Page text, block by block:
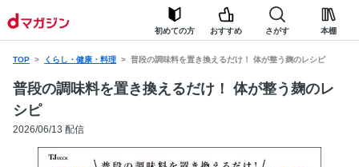
初めての方 おすすめ さがす 本棚
TOP くらし・健康・料理 普段の調味料を置き換えるだけ！ 体が整う麹のレシピ
普段の調味料を置き換えるだけ！ 体が整う麹のレ
シピ
2026/06/13 配信